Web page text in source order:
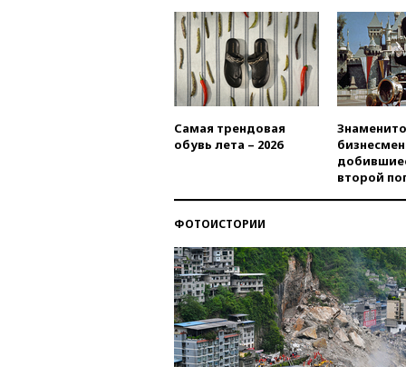
Самая трендовая
обувь лета – 2026
второй
ФОТОИСТОРИИ